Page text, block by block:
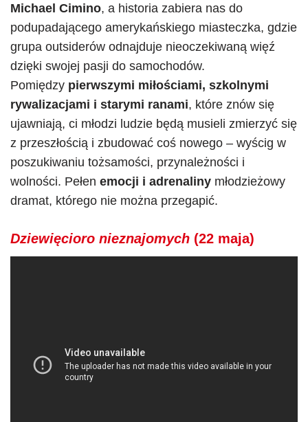
Michael Cimino, a historia zabiera nas do
podupadającego amerykańskiego miasteczka, gdzie
grupa outsiderów odnajduje nieoczekiwaną więź
dzięki swojej pasji do samochodów.
Pomiędzy pierwszymi miłościami, szkolnymi
rywalizacjami i starymi ranami, które znów się
ujawniają, ci młodzi ludzie będą musieli zmierzyć się
z przeszłością i zbudować coś nowego – wyścig w
poszukiwaniu tożsamości, przynależności i
wolności. Pełen emocji i adrenaliny młodzieżowy
dramat, którego nie można przegapić.
Dziewięcioro nieznajomych (22 maja)